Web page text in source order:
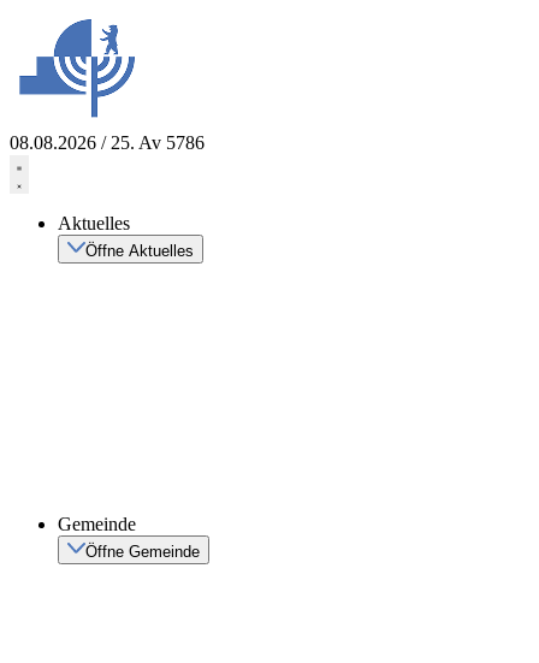
springen
08.08.2026 / 25. Av 5786
Aktuelles
Öffne Aktuelles
Gemeinde
Öffne Gemeinde